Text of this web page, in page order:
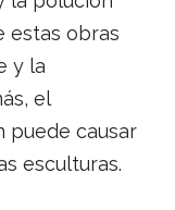
estas obras
y la
el
puede causar
esculturas.